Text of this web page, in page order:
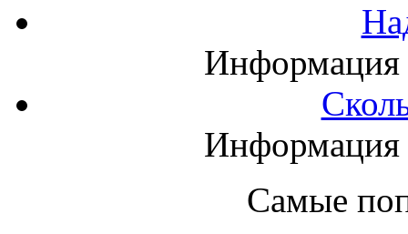
Информация
Информация
Самые